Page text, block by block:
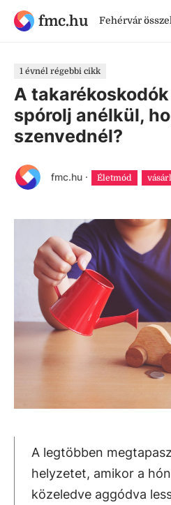
fmc.hu Fehérvár
1 évnél régebbi cikk
A
spórolj anélkül,
szenvednél?
fmc.hu · Életmód
A legtöbben
helyzetet, amikor a
közeledve aggódva